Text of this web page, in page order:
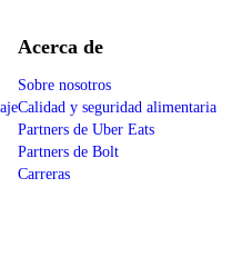
Acerca de
Sobre nosotros
Calidad y seguridad alimentaria
Partners de Uber Eats
Partners de Bolt
Carreras